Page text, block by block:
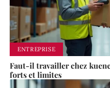
ENTREPRISE
Faut-il travailler chez
forts et limites